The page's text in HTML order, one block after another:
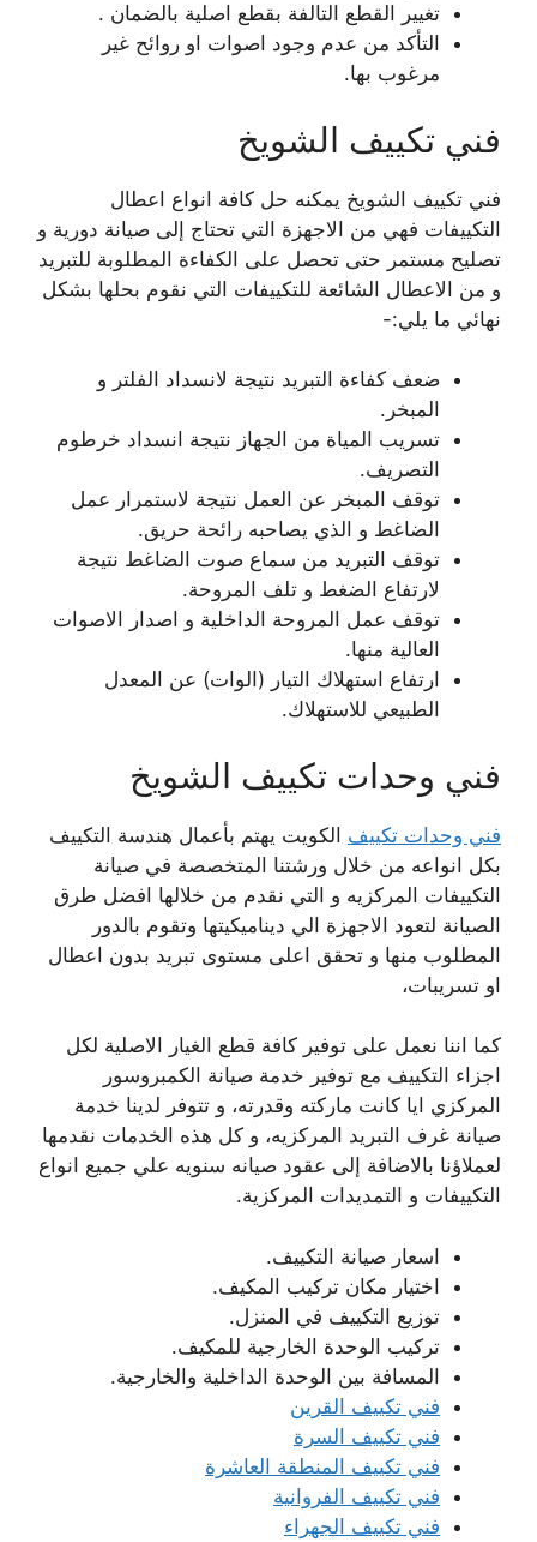
تغيير القطع التالفة بقطع اصلية بالضمان .
التأكد من عدم وجود اصوات او روائح غير
مرغوب بها.
فني تكييف الشويخ
فني تكييف الشويخ يمكنه حل كافة انواع اعطال
التكييفات فهي من الاجهزة التي تحتاج إلى صيانة دورية و
تصليح مستمر حتى تحصل على الكفاءة المطلوبة للتبريد
و من الاعطال الشائعة للتكييفات التي نقوم بحلها بشكل
نهائي ما يلي:-
ضعف كفاءة التبريد نتيجة لانسداد الفلتر و
المبخر.
تسريب المياة من الجهاز نتيجة انسداد خرطوم
التصريف.
توقف المبخر عن العمل نتيجة لاستمرار عمل
الضاغط و الذي يصاحبه رائحة حريق.
توقف التبريد من سماع صوت الضاغط نتيجة
لارتفاع الضغط و تلف المروحة.
توقف عمل المروحة الداخلية و اصدار الاصوات
العالية منها.
ارتفاع استهلاك التيار (الوات) عن المعدل
الطبيعي للاستهلاك.
فني وحدات تكييف الشويخ
فني وحدات تكييف الكويت يهتم بأعمال هندسة التكييف
بكل انواعه من خلال ورشتنا المتخصصة في صيانة
التكييفات المركزيه و التي نقدم من خلالها افضل طرق
الصيانة لتعود الاجهزة الي ديناميكيتها وتقوم بالدور
المطلوب منها و تحقق اعلى مستوى تبريد بدون اعطال
او تسريبات،
كما اننا نعمل على توفير كافة قطع الغيار الاصلية لكل
اجزاء التكييف مع توفير خدمة صيانة الكمبروسور
المركزي ايا كانت ماركته وقدرته، و تتوفر لدينا خدمة
صيانة غرف التبريد المركزيه، و كل هذه الخدمات نقدمها
لعملاؤنا بالاضافة إلى عقود صيانه سنويه علي جميع انواع
التكييفات و التمديدات المركزية.
اسعار صيانة التكييف.
اختيار مكان تركيب المكيف.
توزيع التكييف في المنزل.
تركيب الوحدة الخارجية للمكيف.
المسافة بين الوحدة الداخلية والخارجية.
فني تكييف القرين
فني تكييف السرة
فني تكييف المنطقة العاشرة
فني تكييف الفروانية
فني تكييف الجهراء